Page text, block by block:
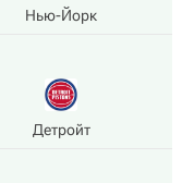
Нью-Йорк
Детройт